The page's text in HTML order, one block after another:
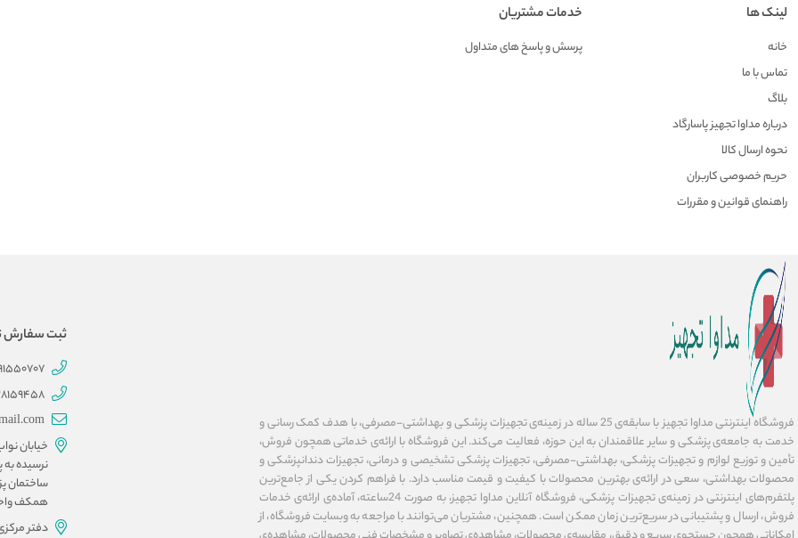
لینک ها
خانه
تماس با ما
بلاگ
درباره مداوا تجهیز پاسارگاد
نحوه ارسال کالا
حریم خصوصی کاربران
راهنمای قوانین و مقررات
خدمات مشتریان
پرسش و پاسخ های متداول
فروشگاه اینترنتی مداوا تجهیز با سابقه‌ی 25 ساله در زمینه‌ی تجهیزات پزشکی و بهداشتی-مصرفی، با هدف کمک رسانی و
خدمت به جامعه‌ی پزشکی و سایر علاقمندان به این حوزه، فعالیت می‌کند. این فروشگاه با ارائه‌ی خدماتی همچون فروش،
تأمین و توزیع لوازم و تجهیزات پزشکی، بهداشتی-مصرفی، تجهیزات پزشکی تشخیصی و درمانی، تجهیزات دندانپزشکی و
محصولات بهداشتی، سعی در ارائه‌ی بهترین محصولات با کیفیت و قیمت مناسب دارد. با فراهم کردن یکی از جامع‌ترین
پلتفرم‌های اینترنتی در زمینه‌ی تجهیزات پزشکی، فروشگاه آنلاین مداوا تجهیز، به صورت 24ساعته، آماده‌ی ارائه‌ی خدمات
فروش، ارسال و پشتیبانی در سریع‌ترین زمان ممکن است. همچنین، مشتریان می‌توانند با مراجعه به وبسایت فروشگاه، از
ثبت سفارش تلفنی
خیابان
نرسیده
ساختمان
همکف واحد ۱۰
دفتر